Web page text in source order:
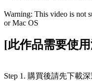
Warning: This video is not
or Mac OS
[此作品需要使
Step 1. 購買後請先下載